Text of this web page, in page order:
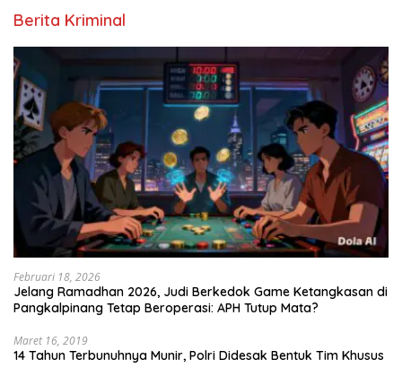
Berita Kriminal
Februari 18, 2026
Jelang Ramadhan 2026, Judi Berkedok Game Ketangkasan di
Pangkalpinang Tetap Beroperasi: APH Tutup Mata?
Maret 16, 2019
14 Tahun Terbunuhnya Munir, Polri Didesak Bentuk Tim Khusus